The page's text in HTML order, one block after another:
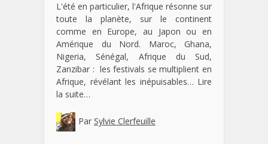
L'été en particulier, l'Afrique résonne sur
toute la planète, sur le continent
comme en Europe, au Japon ou en
Amérique du Nord. Maroc, Ghana,
Nigeria, Sénégal, Afrique du Sud,
Zanzibar : les festivals se multiplient en
Afrique, révélant les inépuisables… Lire
la suite…
Par Sylvie Clerfeuille